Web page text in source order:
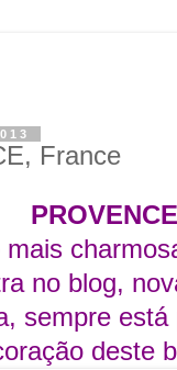
France
PROVENCE
mais
no blog,
sempre está
deste